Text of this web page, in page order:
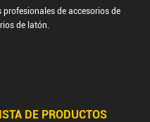
profesionales de accesorios de
de latón.
DE PRODUCTOS